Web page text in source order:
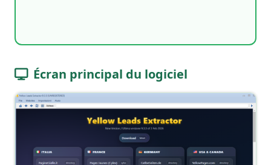
Écran principal du logiciel